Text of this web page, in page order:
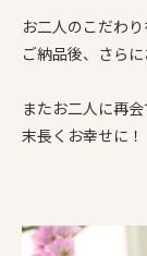
お二人のこだわ
ご納品後、さら
またお二人に再
末長くお幸せに！